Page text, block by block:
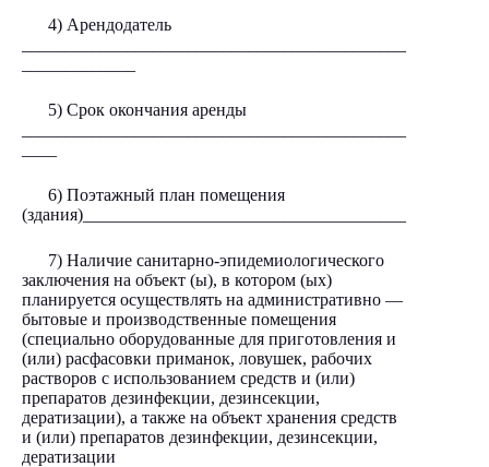
4) Арендодатель
5) Срок окончания аренды
6) Поэтажный план помещения
(здания)_____________________________________
7) Наличие санитарно-эпидемиологического
заключения на объект (ы), в котором (ых)
планируется осуществлять на административно —
бытовые и производственные помещения
(специально оборудованные для приготовления и
(или) расфасовки приманок, ловушек, рабочих
растворов с использованием средств и (или)
препаратов дезинфекции, дезинсекции,
дератизации), а также на объект хранения средств
и (или) препаратов дезинфекции, дезинсекции,
дератизации